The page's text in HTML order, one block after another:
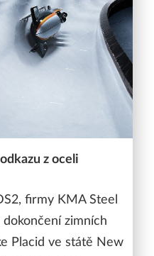
z oceli
firmy KMA Steel
zimních
Placid ve státě New